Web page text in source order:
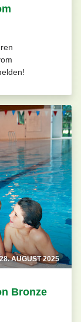
28. AUGUST 2025
Bronze